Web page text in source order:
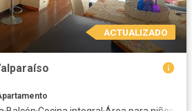
ACTUALIZADO